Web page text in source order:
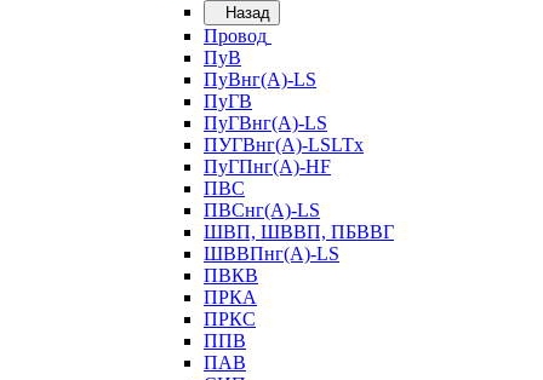
Назад
Провод
ПуВ
ПуВнг(А)-LS
ПуГВ
ПуГВнг(А)-LS
ПУГВнг(А)-LSLTx
ПуГПнг(А)-HF
ПВС
ПВСнг(А)-LS
ШВП, ШВВП, ПБВВГ
ШВВПнг(А)-LS
ПВКВ
ПРКА
ПРКС
ППВ
ПАВ